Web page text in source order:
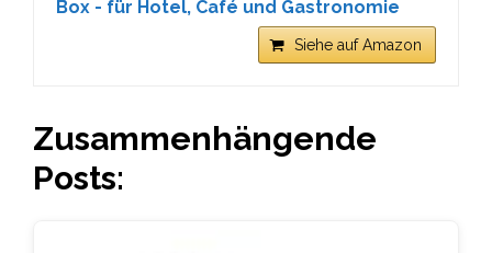
Box - für Hotel, Café und Gastronomie
Siehe auf Amazon
Zusammenhängende
Posts: